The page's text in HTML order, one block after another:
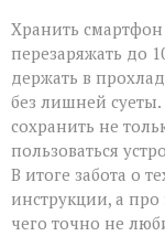
Хранить
перезаряжать до
держать в
без лишней
сохранить не
пользоваться
В итоге забота о
инструкции, а
чего точно не